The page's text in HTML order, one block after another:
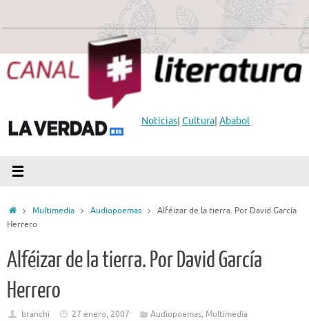
Noticias| Cultura| Ababol
InicioMultimedia Audiopoemas
Alféizar de la tierra. Por David García
Herrero
Alféizar de la tierra. Por David García
Herrero
branchi 27 enero, 2007 Audiopoemas, Multimedia